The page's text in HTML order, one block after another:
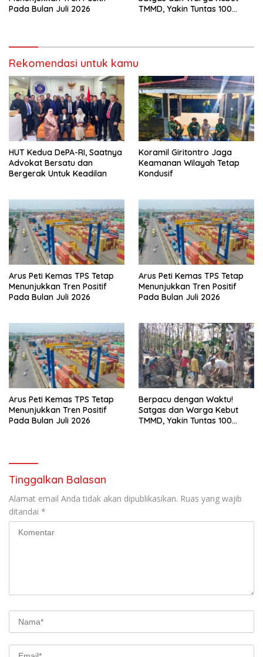
Pada Bulan Juli 2026
TMMD, Yakin Tuntas 100
Rekomendasi untuk kamu
HUT Kedua DePA-RI, Saatnya
Advokat Bersatu dan
Bergerak Untuk Keadilan
Koramil Giritontro Jaga
Keamanan Wilayah Tetap
Kondusif
Arus Peti Kemas TPS Tetap
Menunjukkan Tren Positif
Pada Bulan Juli 2026
Arus Peti Kemas TPS Tetap
Menunjukkan Tren Positif
Pada Bulan Juli 2026
Arus Peti Kemas TPS Tetap
Menunjukkan Tren Positif
Pada Bulan Juli 2026
Berpacu dengan Waktu!
Satgas dan Warga Kebut
TMMD, Yakin Tuntas 100
Tinggalkan Balasan
Alamat email Anda tidak akan dipublikasikan. Ruas yang wajib
ditandai *